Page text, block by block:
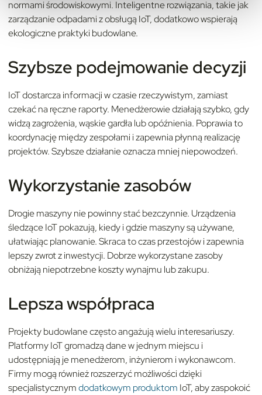
normami środowiskowymi. Inteligentne rozwiązania, takie jak
zarządzanie odpadami z obsługą IoT, dodatkowo wspierają
ekologiczne praktyki budowlane.
Szybsze podejmowanie decyzji
IoT dostarcza informacji w czasie rzeczywistym, zamiast
czekać na ręczne raporty. Menedżerowie działają szybko, gdy
widzą zagrożenia, wąskie gardła lub opóźnienia. Poprawia to
koordynację między zespołami i zapewnia płynną realizację
projektów. Szybsze działanie oznacza mniej niepowodzeń.
Wykorzystanie zasobów
Drogie maszyny nie powinny stać bezczynnie. Urządzenia
śledzące IoT pokazują, kiedy i gdzie maszyny są używane,
ułatwiając planowanie. Skraca to czas przestojów i zapewnia
lepszy zwrot z inwestycji. Dobrze wykorzystane zasoby
obniżają niepotrzebne koszty wynajmu lub zakupu.
Lepsza współpraca
Projekty budowlane często angażują wielu interesariuszy.
Platformy IoT gromadzą dane w jednym miejscu i
udostępniają je menedżerom, inżynierom i wykonawcom.
Firmy mogą również rozszerzyć możliwości dzięki
specjalistycznymdodatkowym produktom IoT, aby zaspokoić